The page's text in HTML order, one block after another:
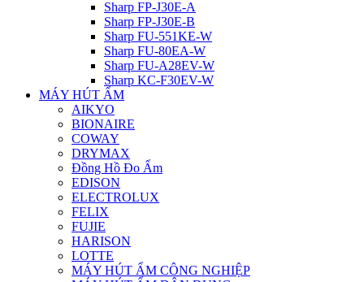
Sharp FP-J30E-A
Sharp FP-J30E-B
Sharp FU-551KE-W
Sharp FU-80EA-W
Sharp FU-A28EV-W
Sharp KC-F30EV-W
MÁY HÚT ẨM
AIKYO
BIONAIRE
COWAY
DRYMAX
Đồng Hồ Đo Ẩm
EDISON
ELECTROLUX
FELIX
FUJIE
HARISON
LOTTE
MÁY HÚT ẨM CÔNG NGHIỆP